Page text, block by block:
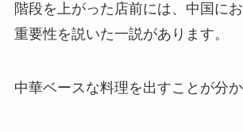
階段を上がった店前には、中国に
重要性を説いた一説があります。
中華ベースな料理を出すことが分か